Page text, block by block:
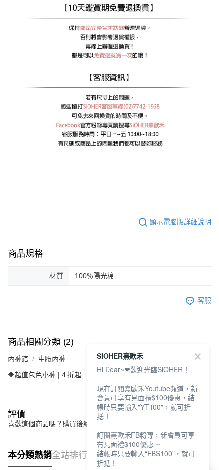
顯示電腦版詳細說明
商品規格
材質 100％陽光棉
客服
商品相關分類 (2)
內褲館 中腰內褲
🔶超值包色小褲 | 4 折起
評價
喜歡這個商品嗎？購買後給他一個好評吧
本分類熱銷全站排行
SIOHER熹歐禾
Hi Dear~❤歡迎光臨SiOHER！
現在訂閱熹歐禾Youtube頻道，新
會員可享有見面禮$100優惠，結
帳時只要輸入"YT100"，就可折
抵！
訂閱熹歐禾FB粉專，新會員可享
有見面禮$100優惠～
結帳時只要輸入“FBS100"，就可
折抵！